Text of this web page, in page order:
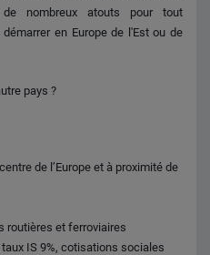
nombreux atouts pour tout
en Europe de l'Est ou de
pays ?
de l’Europe et à proximité de
routières et ferroviaires
IS 9%, cotisations sociales